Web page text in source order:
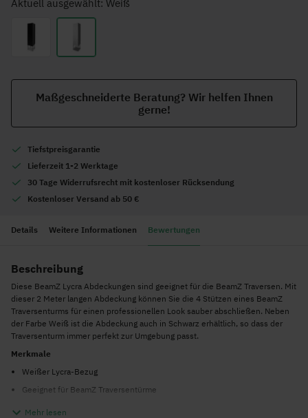
Aktuell ausgewählt: Weiß
Maßgeschneiderte Beratung? Wir helfen Ihnen
gerne!
Tiefstpreisgarantie
Lieferzeit 1-2 Werktage
30 Tage Widerrufsrecht mit kostenloser Rücksendung
Kostenloser Versand ab 50 €
Details Weitere Informationen Bewertungen
Beschreibung
Diese BeamZ Lycra Abdeckungen sind geeignet für die BeamZ Traversen. Mit
dieser 2 Meter langen Abdeckung können Sie die 4 Stützen eines BeamZ
Traversenturms für einen professionellen Look sauber abschließen. Neben
der Farbe Weiß ist die Abdeckung auch in Schwarz erhältlich, so dass der
Traversenturm immer perfekt zur Umgebung passt.
Merkmale
Weißer Lycra-Bezug
Geeignet für BeamZ Traversentürme
Passt auf die 2-Meter-Stützen
Mehr lesen